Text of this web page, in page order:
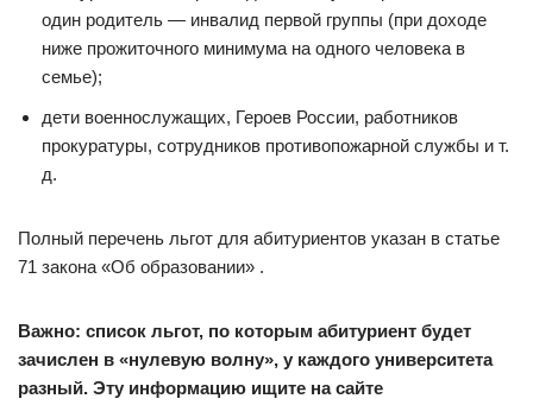
один родитель — инвалид первой группы (при доходе
ниже прожиточного минимума на одного человека в
семье);
дети военнослужащих, Героев России, работников
прокуратуры, сотрудников противопожарной службы и т.
д.
Полный перечень льгот для абитуриентов указан в статье
71 закона «Об образовании» .
Важно: список льгот, по которым абитуриент будет
зачислен в «нулевую волну», у каждого университета
разный. Эту информацию ищите на сайте